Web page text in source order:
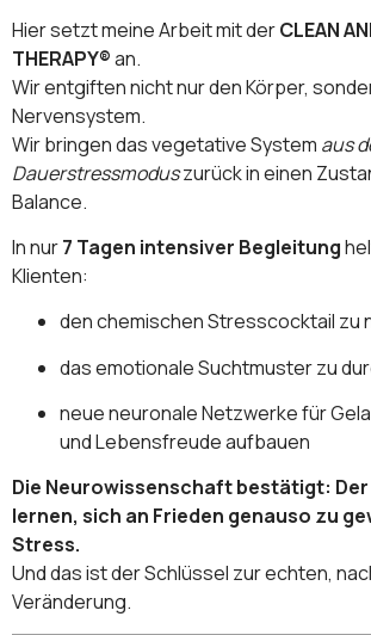
Hier setzt meine Arbeit mit derCLEAN
THERAPY®an.
Wir entgiften nicht nur den Körper,
Nervensystem.
Wir bringen das vegetative System aus
Dauerstressmoduszurück in einen
Balance.
In nur7 Tagen intensiver Begleitung
Klienten:
den chemischen Stresscocktail zu
das emotionale Suchtmuster zu
neue neuronale Netzwerke für
und Lebensfreude aufbauen
Die Neurowissenschaft bestätigt: Der
lernen, sich an Frieden genauso zu
Stress.
Und das ist der Schlüssel zur echten,
Veränderung.